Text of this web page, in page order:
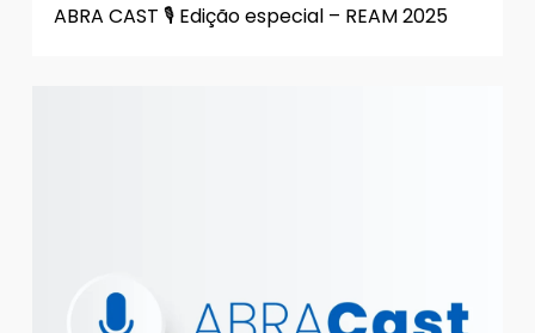
ABRA CAST 🎙 Edição especial – REAM 2025